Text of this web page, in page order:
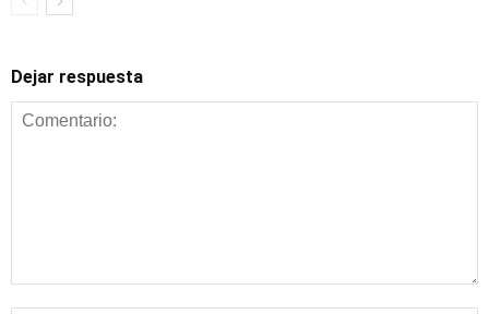
Dejar respuesta